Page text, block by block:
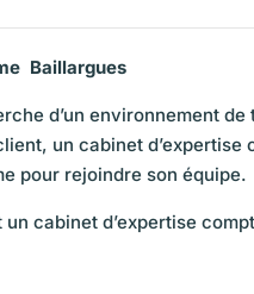
 Baillargues
d’un environnement
un cabinet
pour rejoindre son équipe.
cabinet d’expertise